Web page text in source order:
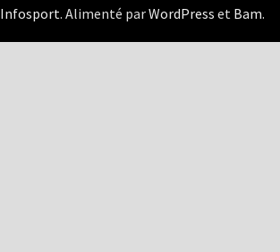
Infosport. Alimenté parWordPress et Bam.